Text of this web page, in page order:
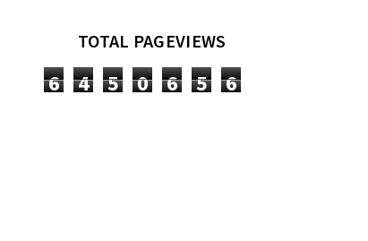
TOTAL PAGEVIEWS
6 4 5 0 6 5 6